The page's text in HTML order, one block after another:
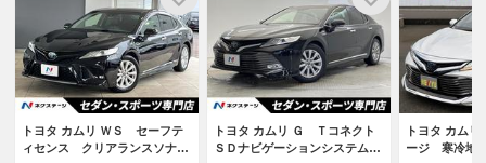
トヨタ カムリ ＷＳ セーフテ
ィセンス クリアランスソナ
トヨタ カムリ Ｇ Ｔコネクト
ＳＤナビゲーションシステム
トヨタ カム
ージ 寒冷地